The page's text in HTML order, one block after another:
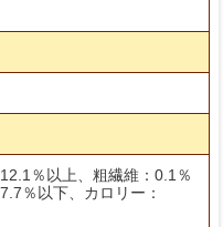
％以上、粗繊維：0.1％
％以下、カロリー：